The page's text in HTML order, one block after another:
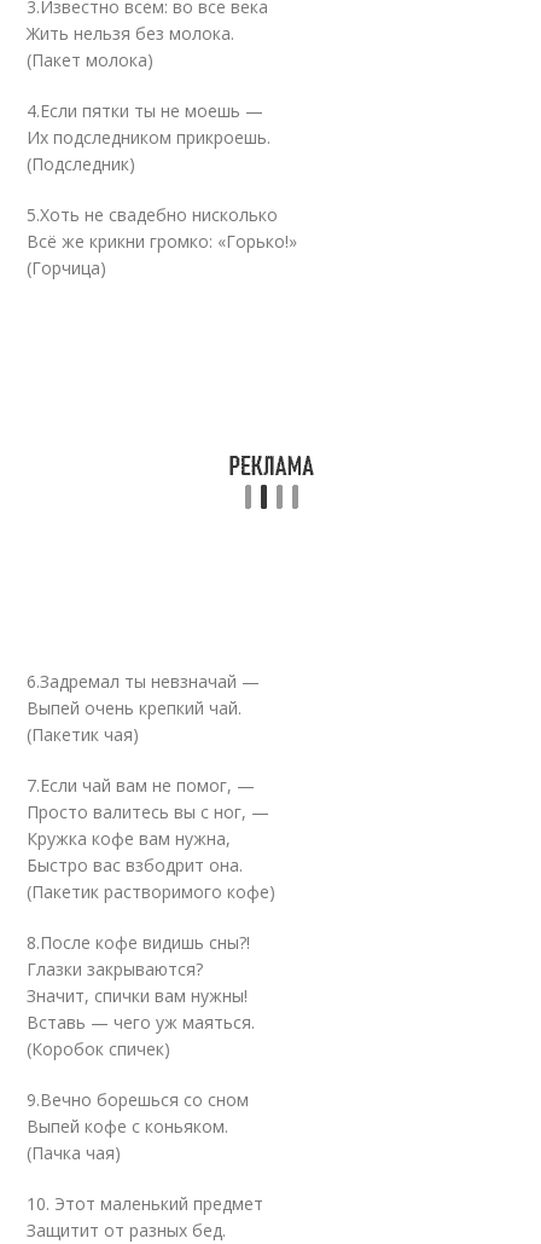
3.Известно всем: во все века
Жить нельзя без молока.
(Пакет молока)
4.Если пятки ты не моешь —
Их подследником прикроешь.
(Подследник)
5.Хоть не свадебно нисколько
Всё же крикни громко: «Горько!»
(Горчица)
6.Задремал ты невзначай —
Выпей очень крепкий чай.
(Пакетик чая)
7.Если чай вам не помог, —
Просто валитесь вы с ног, —
Кружка кофе вам нужна,
Быстро вас взбодрит она.
(Пакетик растворимого кофе)
8.После кофе видишь сны?!
Глазки закрываются?
Значит, спички вам нужны!
Вставь — чего уж маяться.
(Коробок спичек)
9.Вечно борешься со сном
Выпей кофе с коньяком.
(Пачка чая)
10. Этот маленький предмет
Защитит от разных бед.